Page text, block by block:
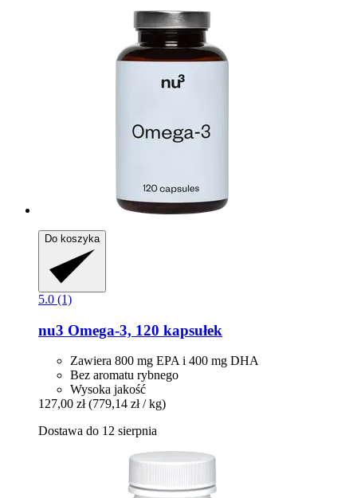
Do koszyka
5.0 (1)
nu3 Omega-​3, 120 kapsułek
Zawiera 800 mg EPA i 400 mg DHA
Bez aromatu rybnego
Wysoka jakość
127,00 zł (779,14 zł / kg)
Dostawa do 12 sierpnia